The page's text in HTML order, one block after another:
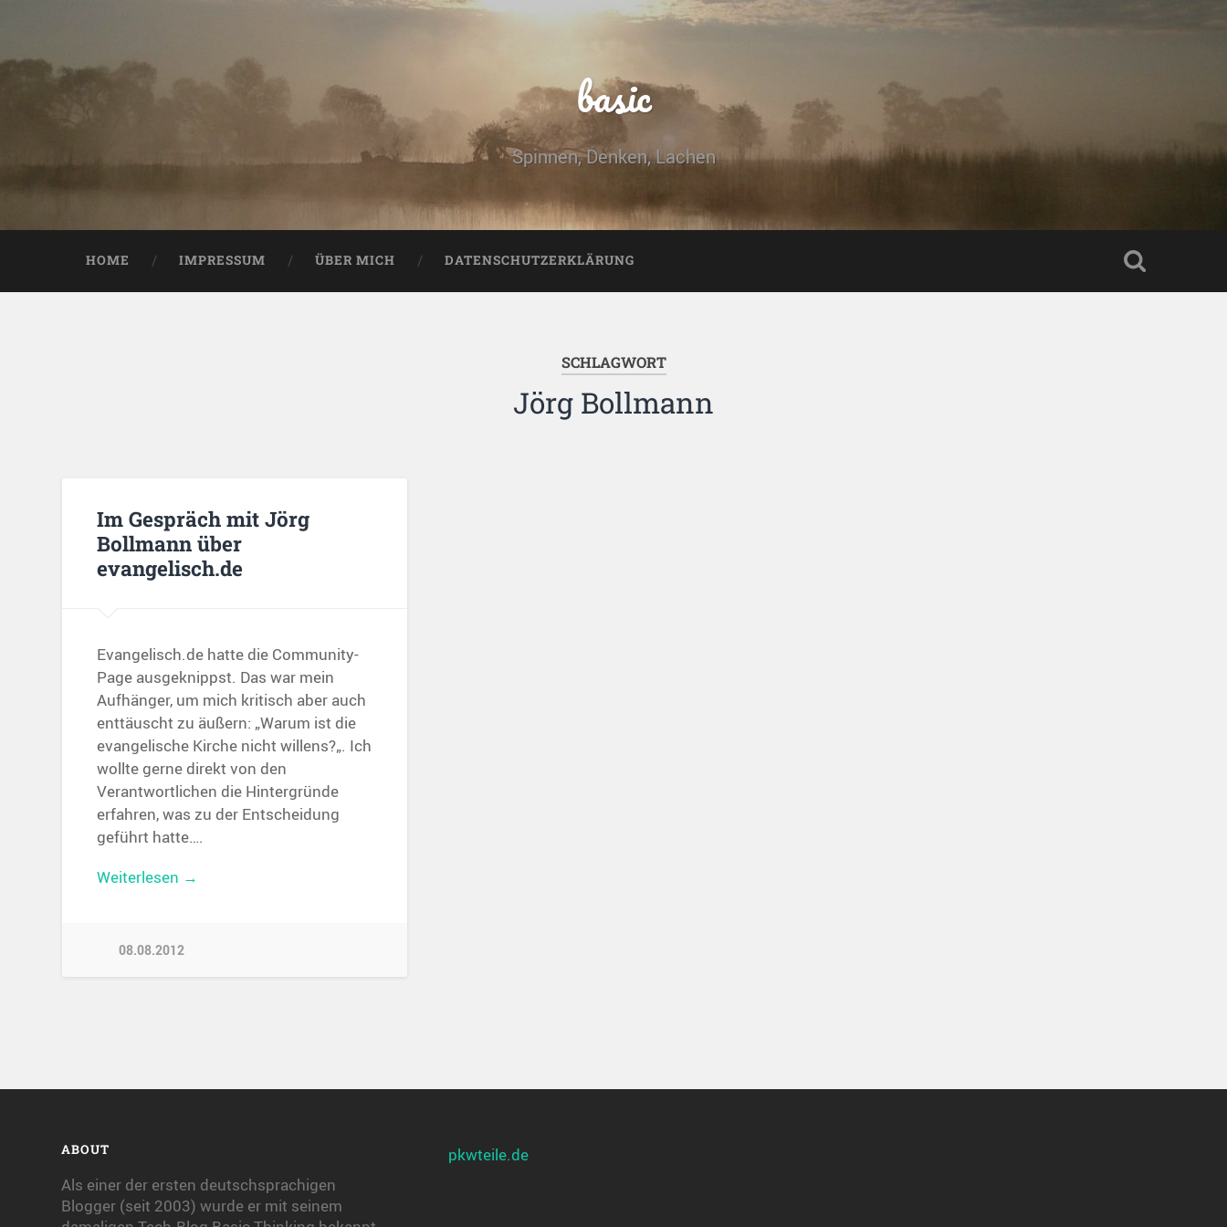
basic
Spinnen, Denken, Lachen
HOME IMPRESSUM ÜBER MICH DATENSCHUTZERKLÄRUNG
SCHLAGWORT
Jörg Bollmann
Im Gespräch mit Jörg
Bollmann über
evangelisch.de
Evangelisch.de hatte die Community-
Page ausgeknippst. Das war mein
Aufhänger, um mich kritisch aber auch
enttäuscht zu äußern: „Warum ist die
evangelische Kirche nicht willens?„. Ich
wollte gerne direkt von den
Verantwortlichen die Hintergründe
erfahren, was zu der Entscheidung
geführt hatte….
Weiterlesen →
08.08.2012
ABOUT
Als einer der ersten deutschsprachigen
Blogger (seit 2003) wurde er mit seinem
pkwteile.de